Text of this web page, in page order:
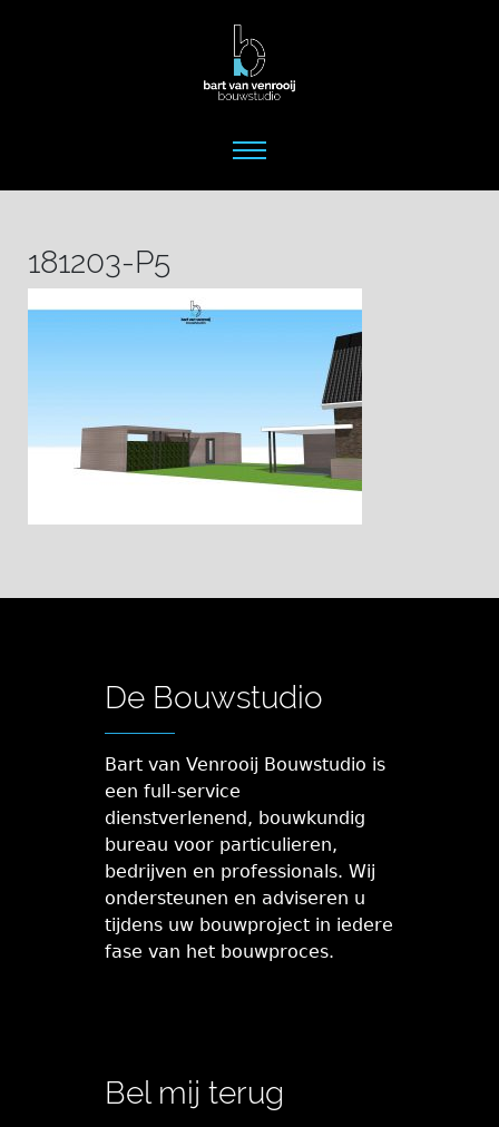
181203-P5
De Bouwstudio
Bart van Venrooij Bouwstudio is
een full-service
dienstverlenend, bouwkundig
bureau voor particulieren,
bedrijven en professionals. Wij
ondersteunen en adviseren u
tijdens uw bouwproject in iedere
fase van het bouwproces.
Bel mij terug